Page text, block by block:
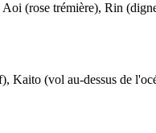
(rose trémière), Rin
Kaito (vol au-dessus de